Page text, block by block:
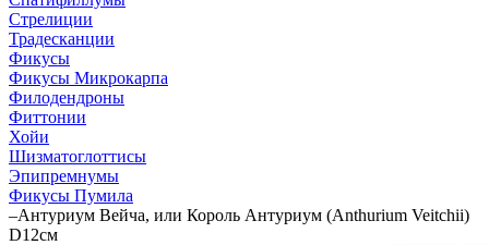
Стрелиции
Традесканции
Фикусы
Фикусы Микрокарпа
Филодендроны
Фиттонии
Хойи
Шизматоглоттисы
Эпипремнумы
Фикусы Пумила
–Антуриум Вейча, или Король Антуриум (Anthurium Veitchii)
D12см